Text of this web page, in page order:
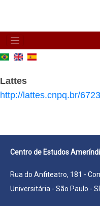
MAIN
NAVIGATION
Lattes
http://lattes.cnpq.br/
Centro de Estudos
Rua do Anfiteatro, 181 -
Universitária - São Paulo -